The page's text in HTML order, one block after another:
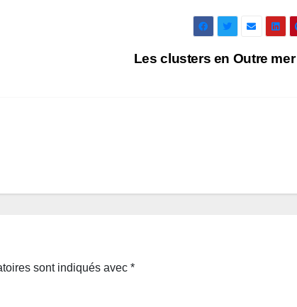
Les clusters en Outre mer
sont indiqués avec *